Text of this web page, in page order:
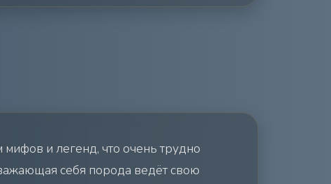
и легенд, что очень трудно
себя порода ведёт свою